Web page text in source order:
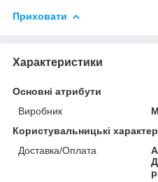
Приховати
Характеристики
Основні атрибути
Виробник
Користувальницькі
Доставка/Оплата